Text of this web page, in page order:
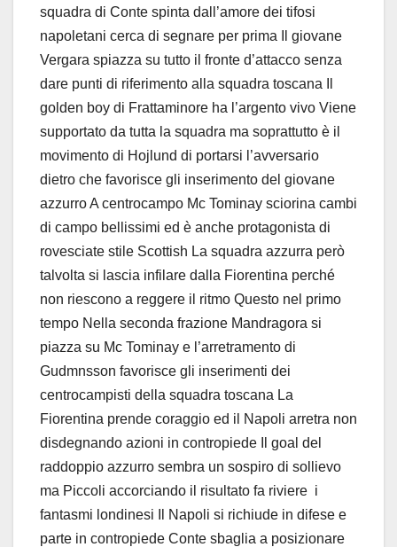
squadra di Conte spinta dall’amore dei tifosi
napoletani cerca di segnare per prima Il giovane
Vergara spiazza su tutto il fronte d’attacco senza
dare punti di riferimento alla squadra toscana Il
golden boy di Frattaminore ha l’argento vivo Viene
supportato da tutta la squadra ma soprattutto è il
movimento di Hojlund di portarsi l’avversario
dietro che favorisce gli inserimento del giovane
azzurro A centrocampo Mc Tominay sciorina cambi
di campo bellissimi ed è anche protagonista di
rovesciate stile Scottish La squadra azzurra però
talvolta si lascia infilare dalla Fiorentina perché
non riescono a reggere il ritmo Questo nel primo
tempo Nella seconda frazione Mandragora si
piazza su Mc Tominay e l’arretramento di
Gudmnsson favorisce gli inserimenti dei
centrocampisti della squadra toscana La
Fiorentina prende coraggio ed il Napoli arretra non
disdegnando azioni in contropiede Il goal del
raddoppio azzurro sembra un sospiro di sollievo
ma Piccoli accorciando il risultato fa riviere i
fantasmi londinesi Il Napoli si richiude in difese e
parte in contropiede Conte sbaglia a posizionare